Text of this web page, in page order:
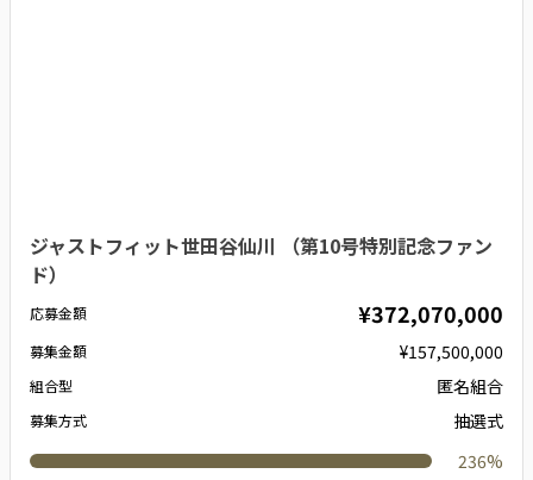
ジャストフィット世田谷仙川 （第10号特別記念ファン
ド）
応募金額 ¥372,070,000
募集金額 ¥157,500,000
組合型 匿名組合
募集方式
抽選式
236%